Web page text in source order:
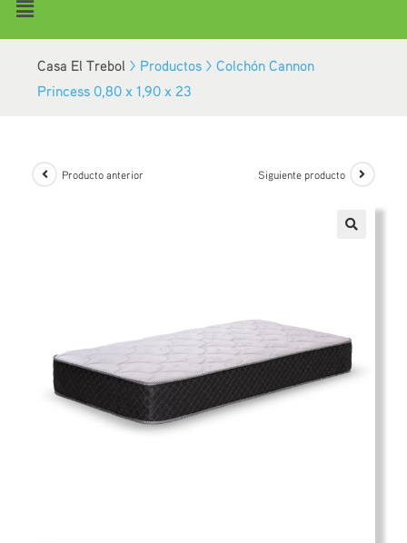
Casa El Trebol > Productos >Colchón Cannon
Princess 0,80 x 1,90 x 23
Producto anterior Siguiente producto